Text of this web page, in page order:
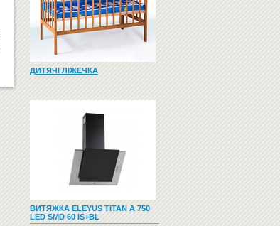
ДИТЯЧІ ЛІЖЕЧКА
ВИТЯЖКА ELEYUS TITAN A 750
LED SMD 60 IS+BL